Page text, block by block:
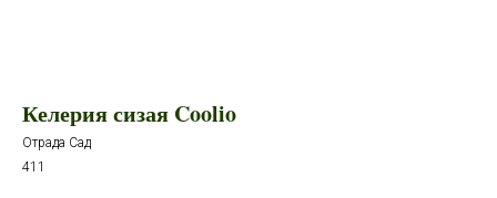
Келерия сизая Coolio
Отрада Сад
411